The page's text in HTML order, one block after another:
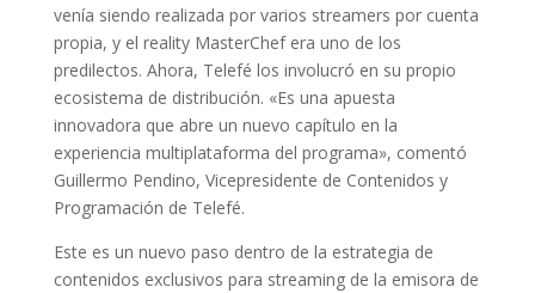
venía siendo realizada por varios streamers por cuenta
propia, y el reality MasterChef era uno de los
predilectos. Ahora, Telefé los involucró en su propio
ecosistema de distribución. «Es una apuesta
innovadora que abre un nuevo capítulo en la
experiencia multiplataforma del programa», comentó
Guillermo Pendino, Vicepresidente de Contenidos y
Programación de Telefé.
Este es un nuevo paso dentro de la estrategia de
contenidos exclusivos para streaming de la emisora de